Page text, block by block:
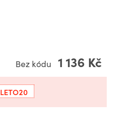
Bez kódu 1 136 Kč
LETO20